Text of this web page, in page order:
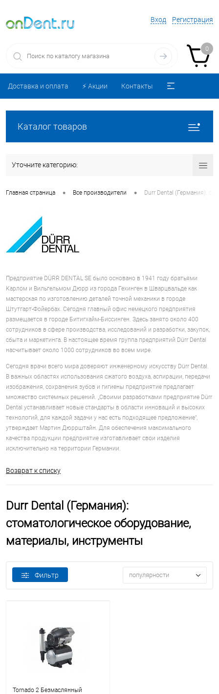
Вход Регистрация
0
Доставка и оплата ⚡️ Акции Контакты
Каталог товаров
Уточните категорию:
Главная страница • Все производители • Durr Dental (Германия):
Предприятие DÜRR DENTAL SE было основано в 1941 году братьями
Карлом и Вильгельмом Дюрр из города Гехинген в Шварцвальде как
мастерская по изготовлению деталей точной механики в городе
Штутгарт-Фойербах. Сегодня главный офис немецкого предприятия
размещается в городе Битигхайм-Биссинген. Здесь занято около 400
сотрудников в сфере производства, исследований и разработки, закупок,
сбыта и маркетинга. В настоящее время группа предприятий Dürr Dental
насчитывает около 1000 сотрудников во всем мире.
Сегодня врачи всего мира доверяют инженерному искусству Dürr Dental.
В важных областях использования сжатого воздуха, аспирации, передачи
изображения, сохранения зубов и гигиены предприятие предлагает
множество системных решений. „Своими разработками предприятие Dürr
Dental устанавливает новые стандарты в области инноваций и высоких
технологий, для каждой задачи у нас есть подходящее предложение",
утверждает Мартин Дюррштайн. Для обеспечения максимального
качества продукции предприятие изготавливает свои изделия
исключительно на территории Германии.
Возврат к списку
Durr Dental (Германия):
стоматологическое оборудование,
материалы, инструменты
Фильтр популярности
Tornado 2 Безмаслянный